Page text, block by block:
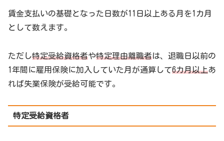
賃金支払いの基礎となった日数が11日以上ある月を1カ月
として数えます。
ただし特定受給資格者や特定理由離職者は、退職日以前の
1年間に雇用保険に加入していた月が通算して6カ月以上あ
れば失業保険が受給可能です。
特定受給資格者